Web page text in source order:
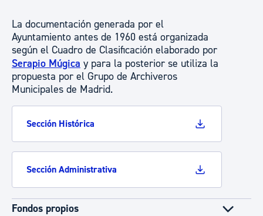
La documentación generada por el
Ayuntamiento antes de 1960 está organizada
según el Cuadro de Clasificación elaborado por
Serapio Múgica y para la posterior se utiliza la
propuesta por el Grupo de Archiveros
Municipales de Madrid.
Sección Histórica
Sección Administrativa
Fondos propios